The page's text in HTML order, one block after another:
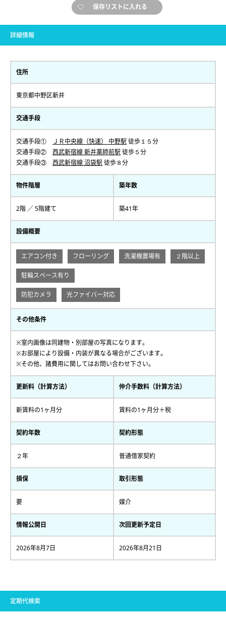
保存リストに入れる
詳細情報
住所
東京都中野区新井
交通手段
交通手段① ＪＲ中央線（快速） 中野駅 徒歩１５分
交通手段② 西武新宿線 新井薬師前駅 徒歩５分
交通手段③ 西武新宿線 沼袋駅 徒歩８分
物件階層
2階 ／ 5階建て
築年数
築41年
設備概要
エアコン付き フローリング 洗濯機置場有 ２階以上
駐輪スペース有り
防犯カメラ 光ファイバー対応
その他条件
※室内画像は同建物・別部屋の写真になります。
※お部屋により設備・内装が異なる場合がございます。
※その他、諸費用に関してはお問い合わせ下さい。
更新料（計算方法）
新賃料の1ヶ月分
仲介手数料（計算方法）
賃料の1ヶ月分＋税
契約年数
２年
契約形態
普通借家契約
損保
要
取引形態
媒介
情報公開日
2026年8月7日
次回更新予定日
2026年8月21日
定期代検索